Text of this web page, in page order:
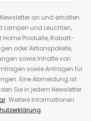
an und erhalten
Lampen und Leuchten,
Produkte, Rabatt-
oder Aktionspakete,
sowie Inhalte von
sowie Anfragen für
Eine Abmeldung ist
Sie in jedem Newsletter
. Weitere Informationen
.